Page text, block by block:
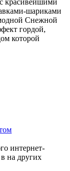
шариками
Снежной
гордой,
которой
интернет-
на других